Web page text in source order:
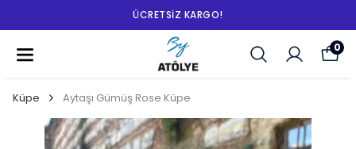
ÜCRETSIZ KARGO!
0
Küpe Aytaşı Gümüş Rose Küpe